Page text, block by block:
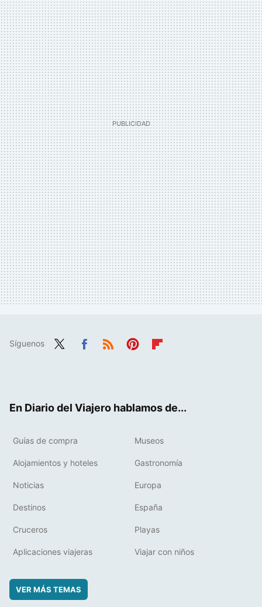
Síguenos
En Diario del Viajero hablamos de...
Guías de compra Museos
Alojamientos y hoteles Gastronomía
Noticias Europa
Destinos España
Cruceros Playas
Aplicaciones viajeras Viajar con niños
VER MÁS TEMAS